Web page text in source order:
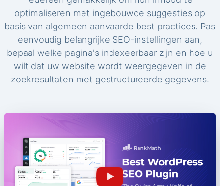
optimaliseren met ingebouwde suggesties op
basis van algemeen aanvaarde best practices. Pas
eenvoudig belangrijke SEO-instellingen aan,
bepaal welke pagina's indexeerbaar zijn en hoe u
wilt dat uw website wordt weergegeven in de
zoekresultaten met gestructureerde gegevens.